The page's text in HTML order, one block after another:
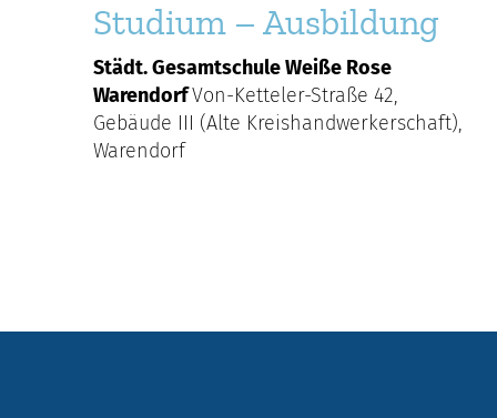
Studium – Ausbildung
Städt. Gesamtschule Weiße Rose
WarendorfVon-Ketteler-Straße 42,
Gebäude III (Alte Kreishandwerkerschaft),
Warendorf